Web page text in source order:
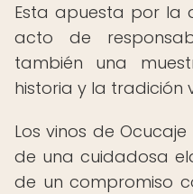
Esta apuesta por la
acto de
también una
historia y la tradición
Los vinos de
de una cuidadosa
de un compromiso